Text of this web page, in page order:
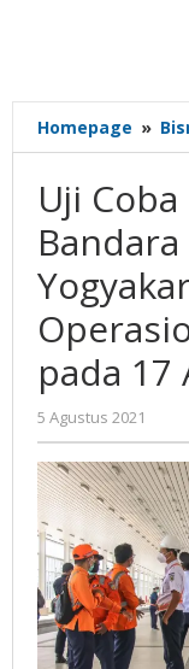
Homepage »
Uji
pada 17
5 Agustus 2021